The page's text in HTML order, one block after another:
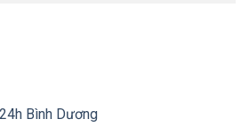
Bình Dương